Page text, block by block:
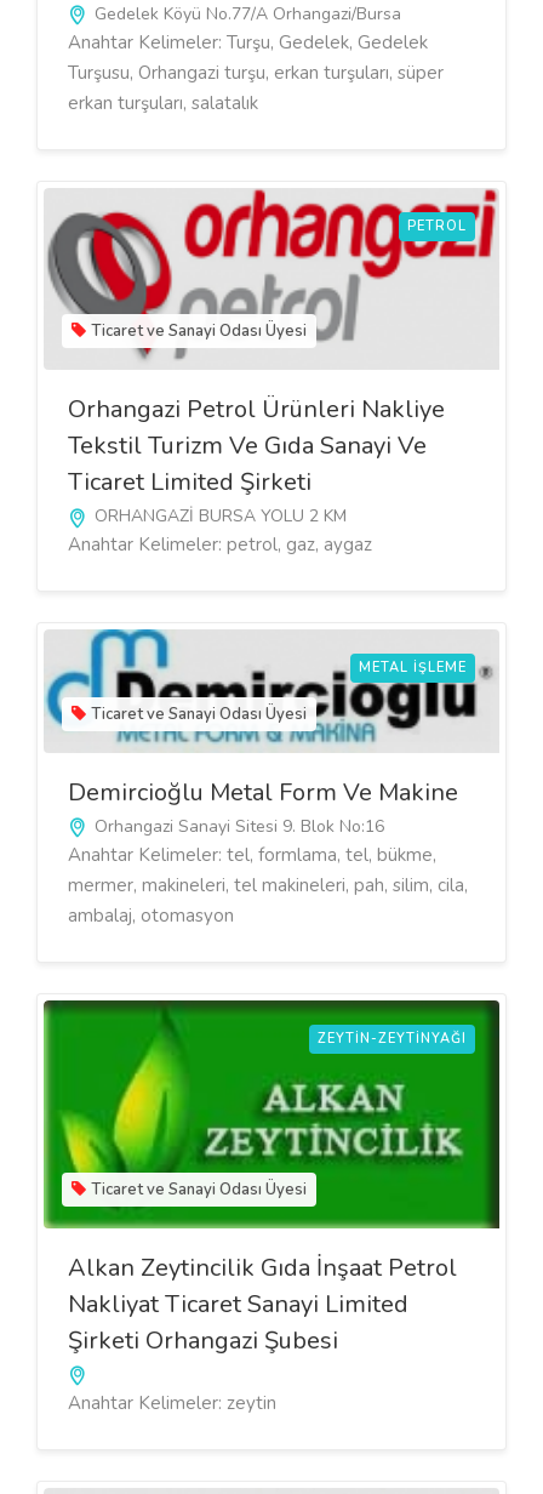
Gedelek Köyü No.77/A Orhangazi/Bursa
Anahtar Kelimeler: Turşu, Gedelek, Gedelek
Turşusu, Orhangazi turşu, erkan turşuları, süper
erkan turşuları, salatalık
PETROL
Ticaret ve Sanayi Odası Üyesi
Orhangazi Petrol Ürünleri Nakliye
Tekstil Turizm Ve Gıda Sanayi Ve
Ticaret Limited Şirketi
ORHANGAZİ BURSA YOLU 2 KM
Anahtar Kelimeler: petrol, gaz, aygaz
METAL İŞLEME
Ticaret ve Sanayi Odası Üyesi
Demircioğlu Metal Form Ve Makine
Orhangazi Sanayi Sitesi 9. Blok No:16
Anahtar Kelimeler: tel, formlama, tel, bükme,
mermer, makineleri, tel makineleri, pah, silim, cila,
ambalaj, otomasyon
ZEYTIN-ZEYTINYAĞI
Ticaret ve Sanayi Odası Üyesi
Alkan Zeytincilik Gıda İnşaat Petrol
Nakliyat Ticaret Sanayi Limited
Şirketi Orhangazi Şubesi
Anahtar Kelimeler: zeytin